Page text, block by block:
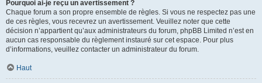
Pourquoi ai-je reçu un avertissement ?
Chaque forum a son propre ensemble de règles. Si vous ne respectez pas une
de ces règles, vous recevrez un avertissement. Veuillez noter que cette
décision n’appartient qu’aux administrateurs du forum, phpBB Limited n’est en
aucun cas responsable du règlement instauré sur cet espace. Pour plus
d’informations, veuillez contacter un administrateur du forum.
Haut